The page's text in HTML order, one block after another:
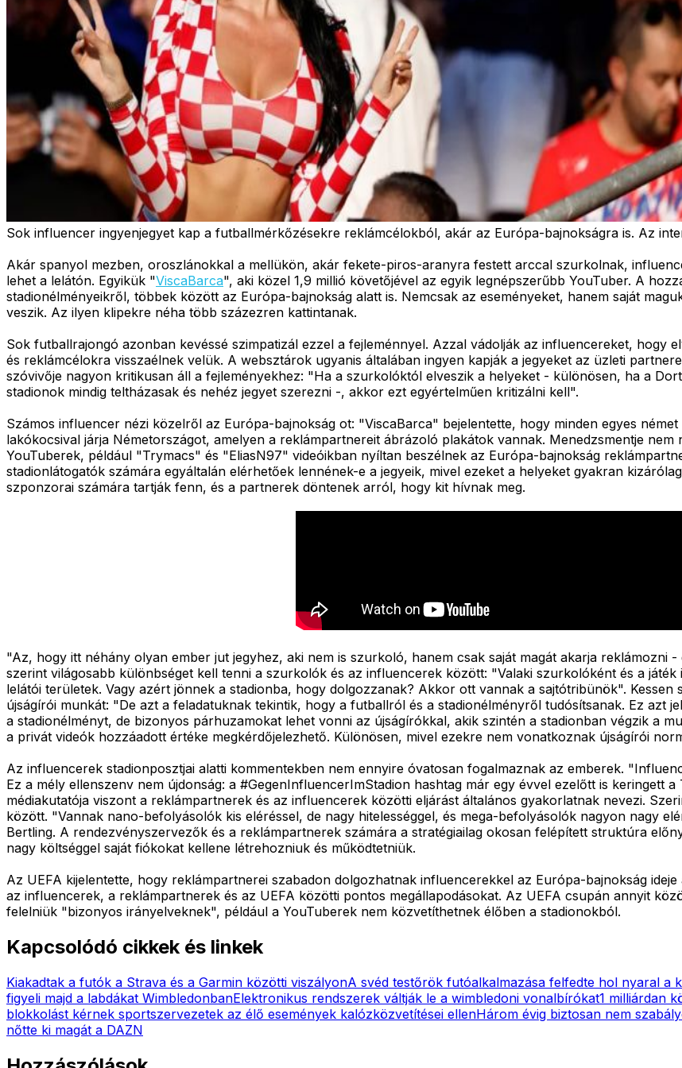
Sok influencer ingyenjegyet kap a futballmérkőzésekre reklámcélokból, akár az Európa-bajnokságra is. Az
Akár spanyol mezben, oroszlánokkal a mellükön, akár fekete-piros-aranyra festett arccal szurkolnak,
lehet a lelátón. Egyikük "ViscaBarca", aki közel 1,9 millió követőjével az egyik legnépszerűbb YouTuber. A
stadionélményeikről, többek között az Európa-bajnokság alatt is. Nemcsak az eseményeket, hanem saját
veszik. Az ilyen klipekre néha több százezren kattintanak.
Sok futballrajongó azonban kevéssé szimpatizál ezzel a fejleménnyel. Azzal vádolják az influencereket, hogy
és reklámcélokra visszaélnek velük. A websztárok ugyanis általában ingyen kapják a jegyeket az üzleti
szóvivője nagyon kritikusan áll a fejleményekhez: "Ha a szurkolóktól elveszik a helyeket - különösen, ha a
stadionok mindig teltházasak és nehéz jegyet szerezni -, akkor ezt egyértelműen kritizálni kell".
Számos influencer nézi közelről az Európa-bajnokság ot: "ViscaBarca" bejelentette, hogy minden egyes
lakókocsival járja Németországot, amelyen a reklámpartnereit ábrázoló plakátok vannak. Menedzsmentje
YouTuberek, például "Trymacs" és "EliasN97" videóikban nyíltan beszélnek az Európa-bajnokság
stadionlátogatók számára egyáltalán elérhetőek lennének-e a jegyeik, mivel ezeket a helyeket gyakran
szponzorai számára tartják fenn, és a partnerek döntenek arról, hogy kit hívnak meg.
"Az, hogy itt néhány olyan ember jut jegyhez, aki nem is szurkoló, hanem csak saját magát akarja reklámozni
szerint világosabb különbséget kell tenni a szurkolók és az influencerek között: "Valaki szurkolóként és a
lelátói területek. Vagy azért jönnek a stadionba, hogy dolgozzanak? Akkor ott vannak a sajtótribünök".
újságírói munkát: "De azt a feladatuknak tekintik, hogy a futballról és a stadionélményről tudósítsanak. Ez azt
a stadionélményt, de bizonyos párhuzamokat lehet vonni az újságírókkal, akik szintén a stadionban végzik a
a privát videók hozzáadott értéke megkérdőjelezhető. Különösen, mivel ezekre nem vonatkoznak újságírói
Az influencerek stadionposztjai alatti kommentekben nem ennyire óvatosan fogalmaznak az emberek.
Ez a mély ellenszenv nem újdonság: a #GegenInfluencerImStadion hashtag már egy évvel ezelőtt is keringett
médiakutatója viszont a reklámpartnerek és az influencerek közötti eljárást általános gyakorlatnak nevezi.
között. "Vannak nano-befolyásolók kis eléréssel, de nagy hitelességgel, és mega-befolyásolók nagyon nagy
Bertling. A rendezvényszervezők és a reklámpartnerek számára a stratégiailag okosan felépített struktúra
nagy költséggel saját fiókokat kellene létrehozniuk és működtetniük.
Az UEFA kijelentette, hogy reklámpartnerei szabadon dolgozhatnak influencerekkel az Európa-bajnokság
az influencerek, a reklámpartnerek és az UEFA közötti pontos megállapodásokat. Az UEFA csupán annyit
felelniük "bizonyos irányelveknek", például a YouTuberek nem közvetíthetnek élőben a stadionokból.
Kapcsolódó cikkek és linkek
Kiakadtak a futók a Strava és a Garmin közötti viszályonA svéd testőrök futóalkalmazása felfedte hol nyaral a
figyeli majd a labdákat WimbledonbanElektronikus rendszerek váltják le a wimbledoni vonalbírókat1 milliárdan
blokkolást kérnek sportszervezetek az élő események kalózközvetítései ellenHárom évig biztosan nem
nőtte ki magát a DAZN